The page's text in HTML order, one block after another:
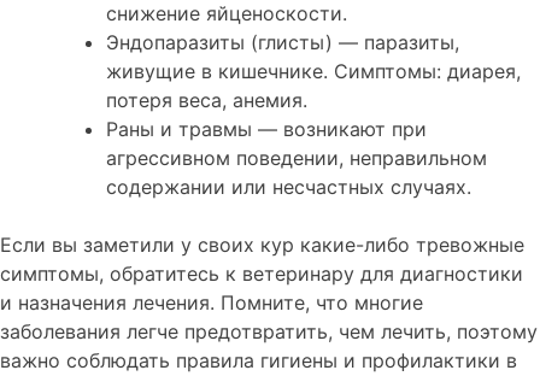
снижение яйценоскости.
Эндопаразиты (глисты) — паразиты,
живущие в кишечнике. Симптомы: диарея,
потеря веса, анемия.
Раны и травмы — возникают при
агрессивном поведении, неправильном
содержании или несчастных случаях.
Если вы заметили у своих кур какие-либо тревожные
симптомы, обратитесь к ветеринару для диагностики
и назначения лечения. Помните, что многие
заболевания легче предотвратить, чем лечить, поэтому
важно соблюдать правила гигиены и профилактики в